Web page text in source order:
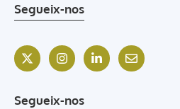
Segueix-nos
Segueix-nos